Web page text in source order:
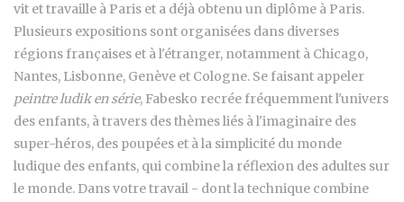
vit et travaille à Paris et a déjà obtenu un diplôme à Paris.
Plusieurs expositions sont organisées dans diverses
régions françaises et à l'étranger, notamment à Chicago,
Nantes, Lisbonne, Genève et Cologne. Se faisant appeler
peintre ludik en série, Fabesko recrée fréquemment l'univers
des enfants, à travers des thèmes liés à l'imaginaire des
super-héros, des poupées et à la simplicité du monde
ludique des enfants, qui combine la réflexion des adultes sur
le monde. Dans votre travail - dont la technique combine